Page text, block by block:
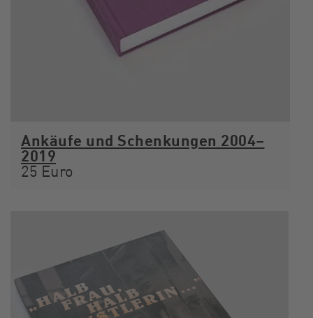
Ankäufe und Schenkungen 2004–
2019
25 Euro